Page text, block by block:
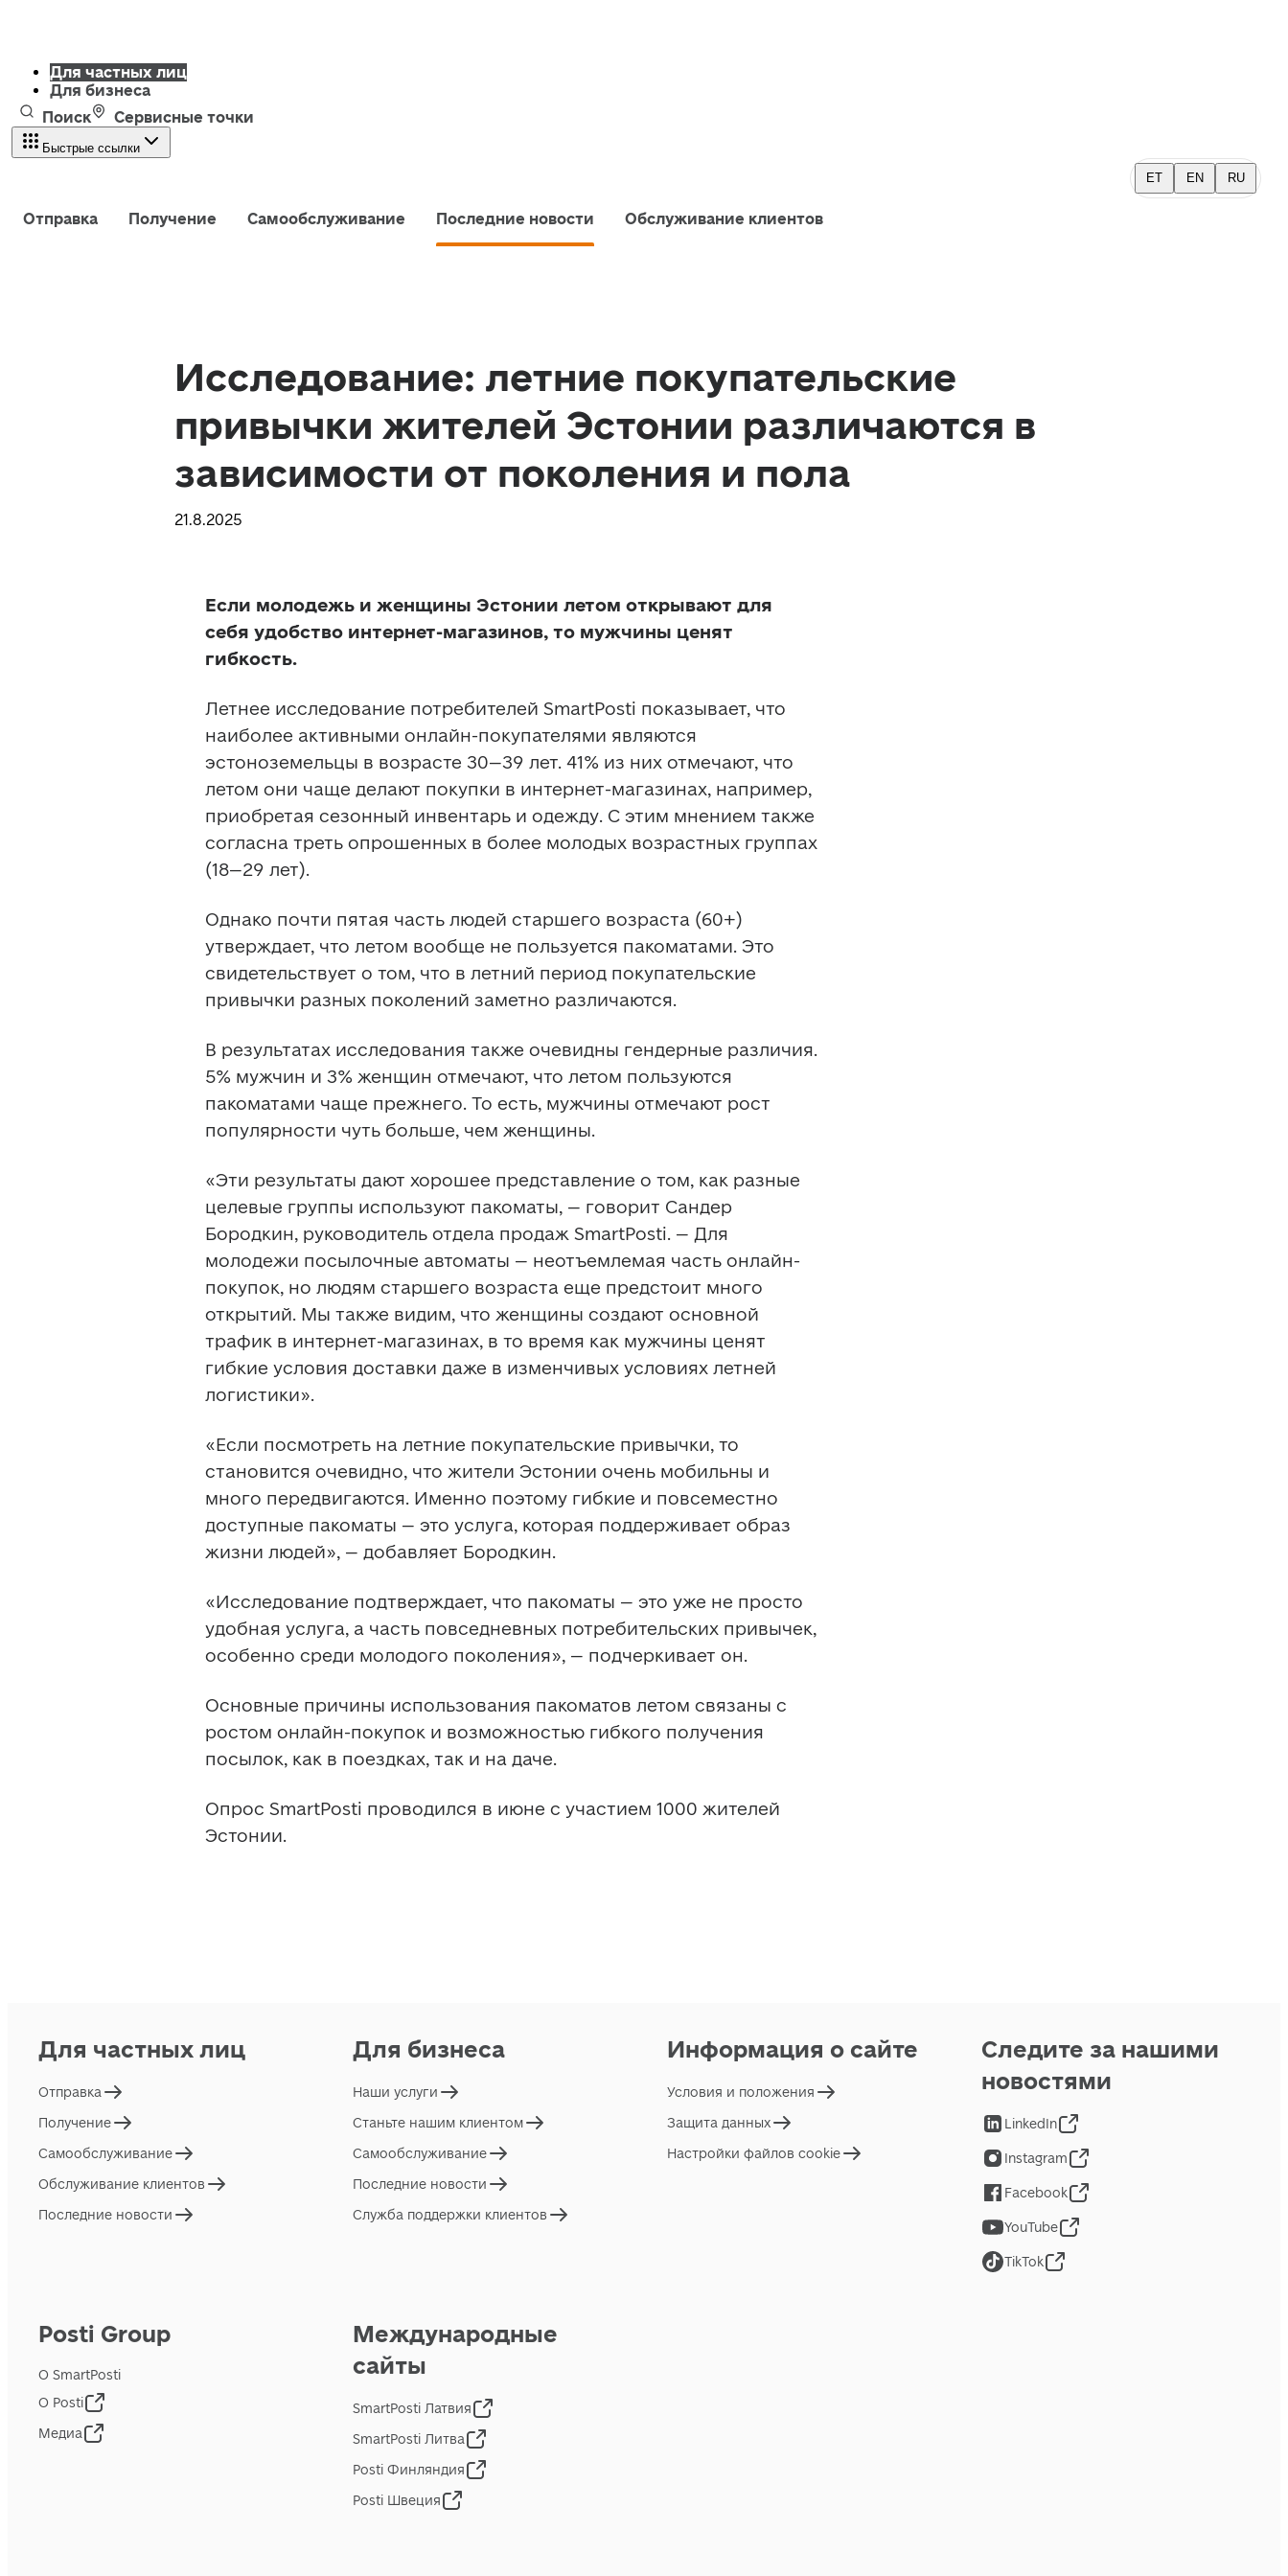
Для частных лиц
Для бизнеса
Поиск
Сервисные точки
Быстрые ссылки
ET EN RU
Отправка Получение Самообслуживание Последние новости Обслуживание клиентов
Исследование: летние покупательские
привычки жителей Эстонии различаются в
зависимости от поколения и пола
21.8.2025
Если молодежь и женщины Эстонии летом открывают для
себя удобство интернет-магазинов, то мужчины ценят
гибкость.
Летнее исследование потребителей SmartPosti показывает, что
наиболее активными онлайн-покупателями являются
эстоноземельцы в возрасте 30–39 лет. 41% из них отмечают, что
летом они чаще делают покупки в интернет-магазинах, например,
приобретая сезонный инвентарь и одежду. С этим мнением также
согласна треть опрошенных в более молодых возрастных группах
(18–29 лет).
Однако почти пятая часть людей старшего возраста (60+)
утверждает, что летом вообще не пользуется пакоматами. Это
свидетельствует о том, что в летний период покупательские
привычки разных поколений заметно различаются.
В результатах исследования также очевидны гендерные различия.
5% мужчин и 3% женщин отмечают, что летом пользуются
пакоматами чаще прежнего. То есть, мужчины отмечают рост
популярности чуть больше, чем женщины.
«Эти результаты дают хорошее представление о том, как разные
целевые группы используют пакоматы, – говорит Сандер
Бородкин, руководитель отдела продаж SmartPosti. – Для
молодежи посылочные автоматы – неотъемлемая часть онлайн-
покупок, но людям старшего возраста еще предстоит много
открытий. Мы также видим, что женщины создают основной
трафик в интернет-магазинах, в то время как мужчины ценят
гибкие условия доставки даже в изменчивых условиях летней
логистики».
«Если посмотреть на летние покупательские привычки, то
становится очевидно, что жители Эстонии очень мобильны и
много передвигаются. Именно поэтому гибкие и повсеместно
доступные пакоматы – это услуга, которая поддерживает образ
жизни людей», – добавляет Бородкин.
«Исследование подтверждает, что пакоматы – это уже не просто
удобная услуга, а часть повседневных потребительских привычек,
особенно среди молодого поколения», – подчеркивает он.
Основные причины использования пакоматов летом связаны с
ростом онлайн-покупок и возможностью гибкого получения
посылок, как в поездках, так и на даче.
Опрос SmartPosti проводился в июне с участием 1000 жителей
Эстонии.
Для частных лиц
Отправка
Получение
Самообслуживание
Обслуживание клиентов
Последние новости
Для бизнеса
Наши услуги
Станьте нашим клиентом
Самообслуживание
Последние новости
Служба поддержки клиентов
Информация о сайте
Условия и положения
Защита данных
Настройки файлов cookie
Posti Group
О SmartPosti
О Posti
Медиа
Международные
сайты
SmartPosti Латвия
SmartPosti Литва
Posti Финляндия
Posti Швеция
Следите за нашими
новостями
LinkedIn
Instagram
Facebook
YouTube
TikTok